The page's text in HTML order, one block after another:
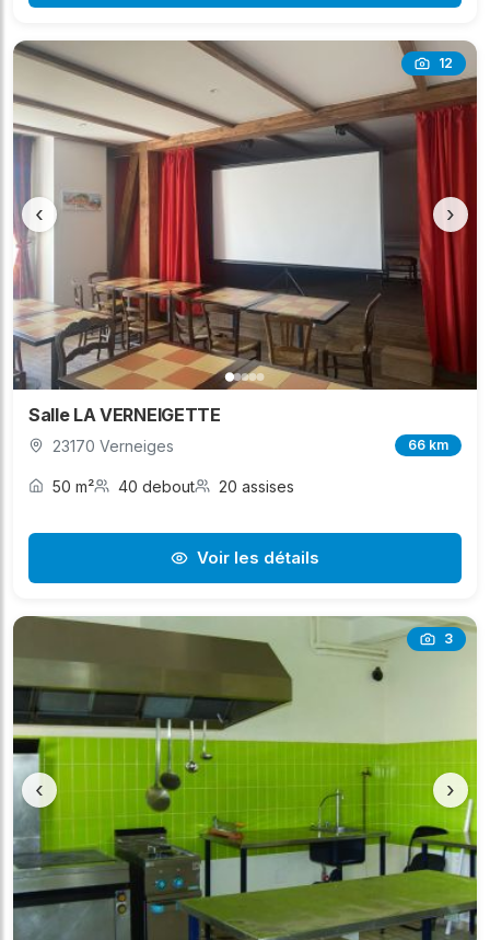
12
‹ ›
Salle LA VERNEIGETTE
23170 Verneiges 66 km
50 m² 40 debout 20 assises
Voir les détails
3
‹ ›